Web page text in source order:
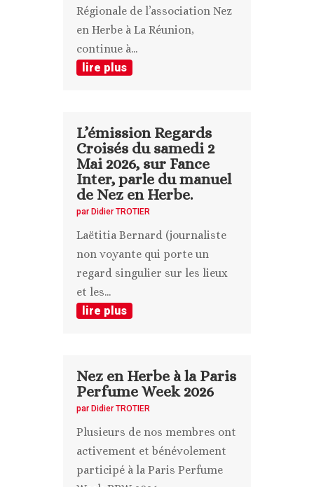
Régionale de l’association Nez
en Herbe à La Réunion,
continue à...
lire plus
L’émission Regards
Croisés du samedi 2
Mai 2026, sur Fance
Inter, parle du manuel
de Nez en Herbe.
par Didier TROTIER
Laëtitia Bernard (journaliste
non voyante qui porte un
regard singulier sur les lieux
et les...
lire plus
Nez en Herbe à la Paris
Perfume Week 2026
par Didier TROTIER
Plusieurs de nos membres ont
activement et bénévolement
participé à la Paris Perfume